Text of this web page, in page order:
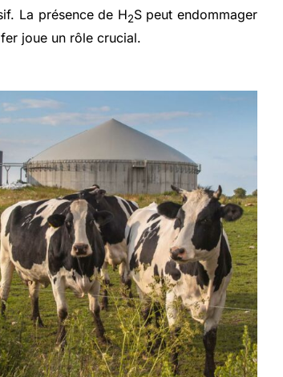
La présence de H2S peut endommager
joue un rôle crucial.